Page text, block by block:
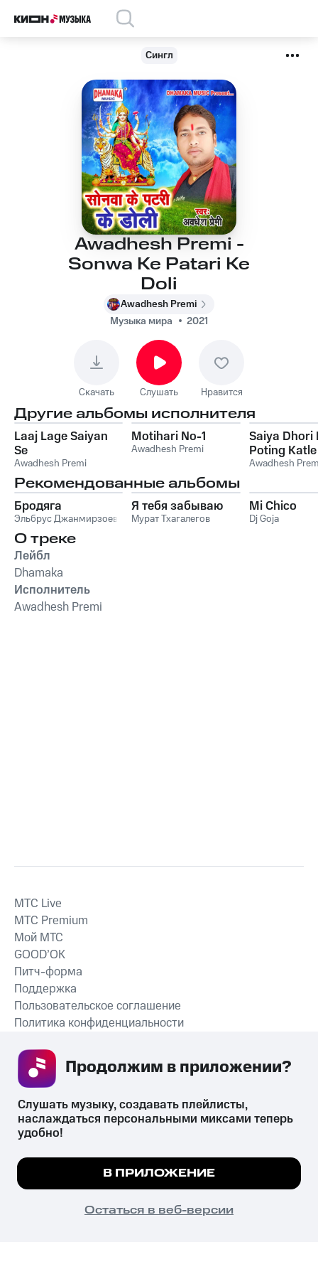
Сингл
Awadhesh Premi -
Sonwa Ke Patari Ke
Doli
Awadhesh Premi
Музыка мира
2021
Скачать Слушать Нравится
Другие альбомы исполнителя
Laaj Lage Saiyan
Se
Awadhesh Premi
Motihari No-1
Awadhesh Premi
Saiya Dhori
Poting
Awadhesh
Рекомендованные альбомы
Бродяга
Эльбрус Джанмирзоев
Я тебя забываю
Мурат Тхагалегов
Mi Chico
Dj Goja
О треке
Лейбл
Dhamaka
Исполнитель
Awadhesh Premi
СКАЧАТЬ ПРИЛОЖЕНИЕ
MTС Live
MTС Premium
Мой МТС
GOOD’OK
Питч-форма
Поддержка
Пользовательское соглашение
Политика конфиденциальности
психотропных веществ, их аналогов причиняет вред здоровью,
их незаконный оборот запрещён и влечёт установленную
законодательством ответственность.
© 2026 ООО «КИОН».
Все права защищены
Мы используем куки, чтобы на сайте все
Подробнее
ПОНЯТНО
Слушать музыку, создавать плейлисты,
наслаждаться персональными миксами теперь
удобно!
В ПРИЛОЖЕНИЕ
Остаться в веб-версии